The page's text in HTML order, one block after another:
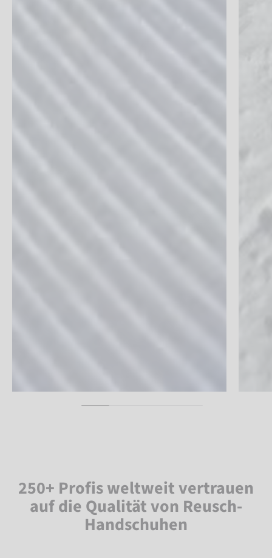
250+ Profis weltweit vertrauen
auf die Qualität von Reusch-
Handschuhen